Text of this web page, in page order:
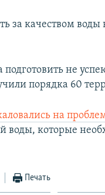
за качеством воды
не
порядка 60
на
воды, которые
Печать